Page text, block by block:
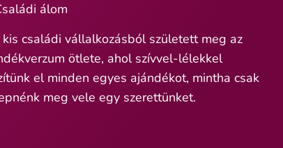
álom
kis családi vállalkozásból született meg az
ötlete, ahol szívvel-lélekkel
el minden egyes ajándékot, mintha csak
meg vele egy szerettünket.